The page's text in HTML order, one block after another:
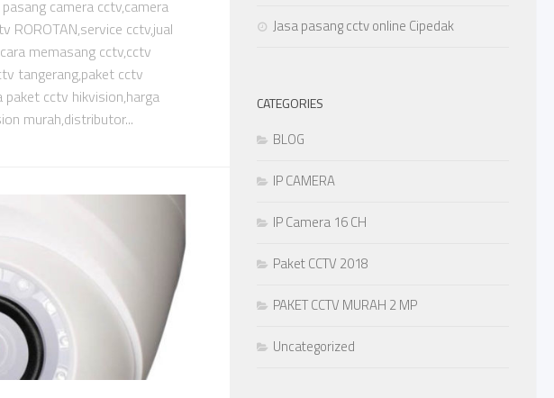
camera cctv,camera
ROROTAN,service cctv,jual
memasang cctv,cctv
tangerang,paket cctv
paket cctv hikvision,harga
murah,distributor...
Jasa pasang cctv online Cipedak
CATEGORIES
BLOG
IP CAMERA
IP Camera 16 CH
Paket CCTV 2018
PAKET CCTV MURAH 2 MP
Uncategorized